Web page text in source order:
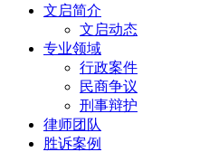
文启简介
文启动态
专业领域
行政案件
民商争议
刑事辩护
律师团队
胜诉案例